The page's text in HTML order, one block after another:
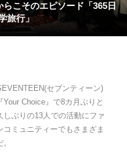
旅行」
セブンティーン)
Choice』で8カ月ぶりと
ぶりの13人での活動にファ
ミュニティーでもさまざま